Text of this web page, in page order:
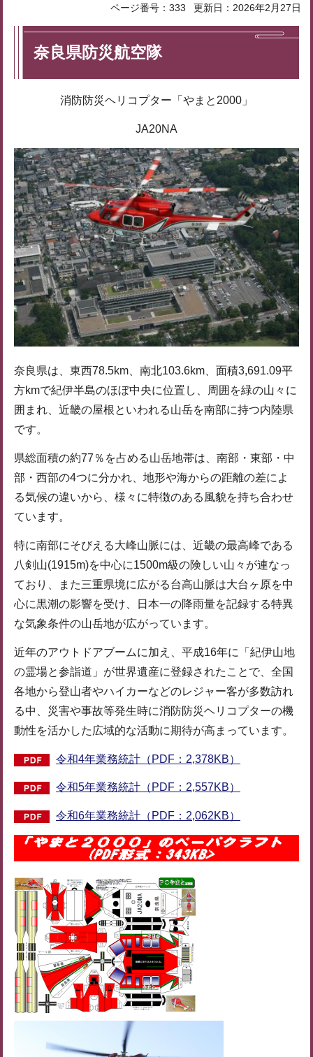
ページ番号：333 更新日：2026年2月27日
奈良県防災航空隊
消防防災ヘリコプター「やまと2000」
JA20NA
奈良県は、東西78.5km、南北103.6km、面積3,691.09平
方kmで紀伊半島のほぼ中央に位置し、周囲を緑の山々に
囲まれ、近畿の屋根といわれる山岳を南部に持つ内陸県
です。
県総面積の約77％を占める山岳地帯は、南部・東部・中
部・西部の4つに分かれ、地形や海からの距離の差によ
る気候の違いから、様々に特徴のある風貌を持ち合わせ
ています。
特に南部にそびえる大峰山脈には、近畿の最高峰である
八剣山(1915m)を中心に1500m級の険しい山々が連なっ
ており、また三重県境に広がる台高山脈は大台ヶ原を中
心に黒潮の影響を受け、日本一の降雨量を記録する特異
な気象条件の山岳地が広がっています。
近年のアウトドアブームに加え、平成16年に「紀伊山地
の霊場と参詣道」が世界遺産に登録されたことで、全国
各地から登山者やハイカーなどのレジャー客が多数訪れ
る中、災害や事故等発生時に消防防災ヘリコプターの機
動性を活かした広域的な活動に期待が高まっています。
令和4年業務統計（PDF：2,378KB）
令和5年業務統計（PDF：2,557KB）
令和6年業務統計（PDF：2,062KB）